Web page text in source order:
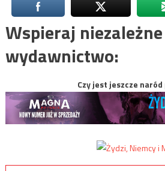
Wspieraj niezależne
wydawnictwo:
Czy jest jeszcze naród